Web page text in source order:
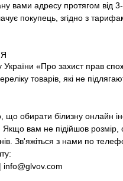
вами адресу протягом від
покупець, згідно з
України «Про захист прав
товарів, які не
що обирати білизну онлайн
вам не підійшов розмір,
Зв'яжіться з нами по